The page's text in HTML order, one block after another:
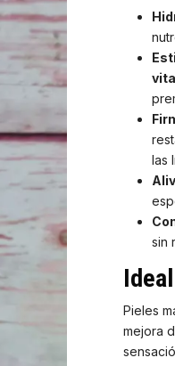
las
sin
Pieles
mejora